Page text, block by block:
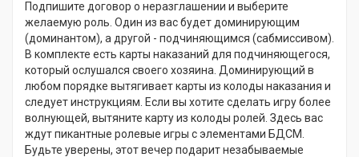
Подпишите договор о неразглашении и выберите
желаемую роль. Один из вас будет доминирующим
(доминантом), а другой - подчиняющимся (сабмиссивом).
В комплекте есть карты наказаний для подчиняющегося,
который ослушался своего хозяина. Доминирующий в
любом порядке вытягивает карты из колоды наказания и
следует инструкциям. Если вы хотите сделать игру более
волнующей, вытяните карту из колоды ролей. Здесь вас
ждут пикантные ролевые игры с элементами БДСМ.
Будьте уверены, этот вечер подарит незабываемые